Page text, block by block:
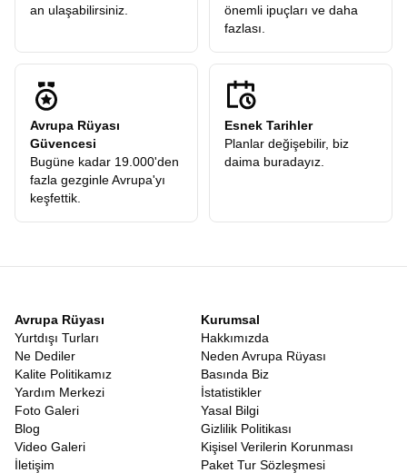
an ulaşabilirsiniz.
önemli ipuçları ve daha
fazlası.
Avrupa Rüyası
Güvencesi
Bugüne kadar 19.000'den
fazla gezginle Avrupa'yı
keşfettik.
Esnek Tarihler
Planlar değişebilir, biz
daima buradayız.
Avrupa Rüyası
Yurtdışı Turları
Ne Dediler
Kalite Politikamız
Yardım Merkezi
Foto Galeri
Blog
Video Galeri
İletişim
Kurumsal
Hakkımızda
Neden Avrupa Rüyası
Basında Biz
İstatistikler
Yasal Bilgi
Gizlilik Politikası
Kişisel Verilerin Korunması
Paket Tur Sözleşmesi